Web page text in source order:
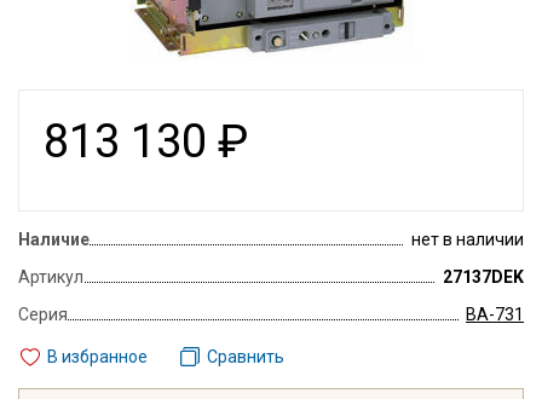
813 130 ₽
Наличие
нет в наличии
Артикул
27137DEK
Серия
ВА-731
В избранное Сравнить